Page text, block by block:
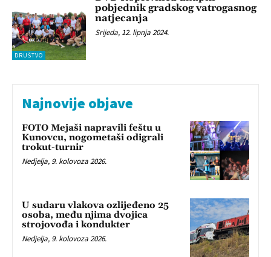
DRUŠTVO
pobjednik gradskog vatrogasnog
natjecanja
Srijeda, 12. lipnja 2024.
Najnovije objave
FOTO Mejaši napravili feštu u
Kunovcu, nogometaši odigrali
trokut-turnir
Nedjelja, 9. kolovoza 2026.
U sudaru vlakova ozlijeđeno 25
osoba, među njima dvojica
strojovođa i kondukter
Nedjelja, 9. kolovoza 2026.